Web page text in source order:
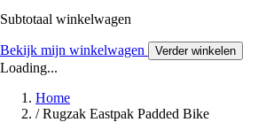
Subtotaal winkelwagen
Bekijk mijn winkelwagen Verder winkelen
Loading...
Home
/ Rugzak Eastpak Padded Bike